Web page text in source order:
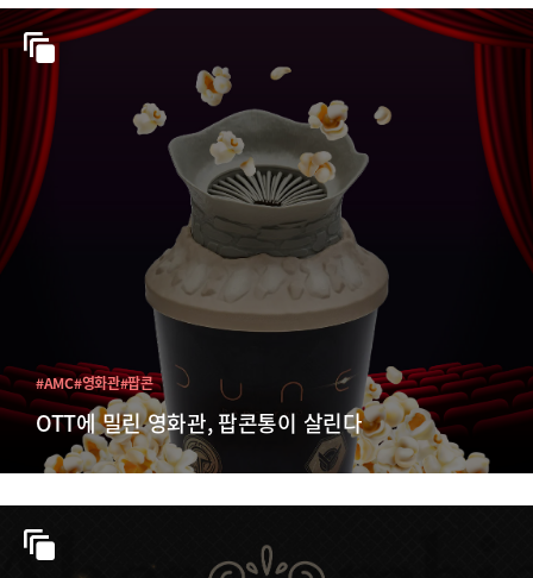
OTT에 밀린 영화관, 팝콘통이 살린다
#AMC#영화관#팝콘